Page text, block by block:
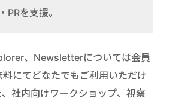
PRを支援。
、Newsletterについては会員
にてどなたでもご利用いただけ
、社内向けワークショップ、視察